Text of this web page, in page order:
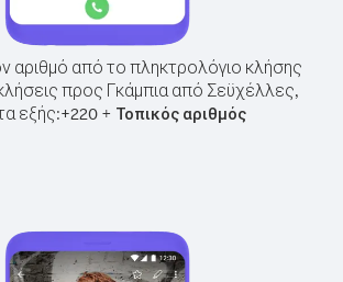
αριθμό από το πληκτρολόγιο κλήσης
κλήσεις προς Γκάμπια από Σεϋχέλλες,
εξής:+220 + Τοπικός αριθμός